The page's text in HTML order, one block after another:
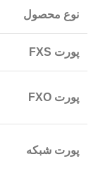
نوع محصول
پورت FXS
پورت FXO
پورت شبکه